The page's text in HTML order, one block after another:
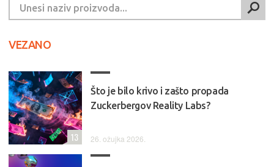
VEZANO
Što je bilo krivo i zašto propada
Zuckerbergov Reality Labs?
26. ožujka 2026.
13